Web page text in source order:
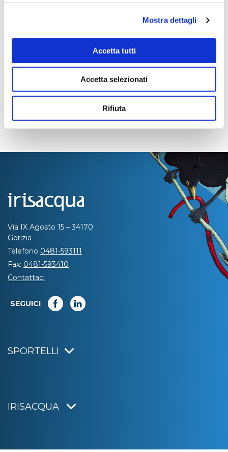
Mostra dettagli
Accetta tutti
Accetta selezionati
Rifiuta
Modello A.domanda
elenco ammessi (21)
Via IX Agosto 15 – 34170
Gorizia
Telefono 0481-593111
Fax: 0481-593410
Contattaci
SEGUICI
SPORTELLI
IRISACQUA